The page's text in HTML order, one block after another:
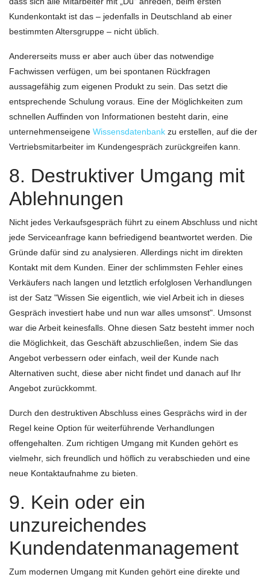
Kundenkontakt ist das – jedenfalls in Deutschland ab einer
bestimmten Altersgruppe – nicht üblich.
Andererseits muss er aber auch über das notwendige
Fachwissen verfügen, um bei spontanen Rückfragen
aussagefähig zum eigenen Produkt zu sein. Das setzt die
entsprechende Schulung voraus. Eine der Möglichkeiten zum
schnellen Auffinden von Informationen besteht darin, eine
unternehmenseigene Wissensdatenbank zu erstellen, auf die der
Vertriebsmitarbeiter im Kundengespräch zurückgreifen kann.
8. Destruktiver Umgang mit
Ablehnungen
Nicht jedes Verkaufsgespräch führt zu einem Abschluss und nicht
jede Serviceanfrage kann befriedigend beantwortet werden. Die
Gründe dafür sind zu analysieren. Allerdings nicht im direkten
Kontakt mit dem Kunden. Einer der schlimmsten Fehler eines
Verkäufers nach langen und letztlich erfolglosen Verhandlungen
ist der Satz "Wissen Sie eigentlich, wie viel Arbeit ich in dieses
Gespräch investiert habe und nun war alles umsonst". Umsonst
war die Arbeit keinesfalls. Ohne diesen Satz besteht immer noch
die Möglichkeit, das Geschäft abzuschließen, indem Sie das
Angebot verbessern oder einfach, weil der Kunde nach
Alternativen sucht, diese aber nicht findet und danach auf Ihr
Angebot zurückkommt.
Durch den destruktiven Abschluss eines Gesprächs wird in der
Regel keine Option für weiterführende Verhandlungen
offengehalten. Zum richtigen Umgang mit Kunden gehört es
vielmehr, sich freundlich und höflich zu verabschieden und eine
neue Kontaktaufnahme zu bieten.
9. Kein oder ein
unzureichendes
Kundendatenmanagement
Zum modernen Umgang mit Kunden gehört eine direkte und